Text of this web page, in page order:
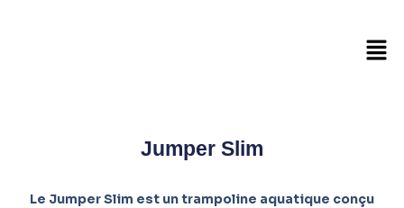
Jumper Slim
Le Jumper Slim est un trampoline aquatique conçu